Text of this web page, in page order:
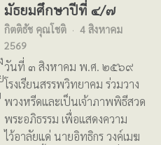
มัธยมศึกษาปีที่ ๔/๗
กิตติธัช คุณโชติ
4 สิงหาคม
2569
วันที่ ๓ สิงหาคม พ.ศ. ๒๕๖๙
โรงเรียนสรรพวิทยาคม ร่วมวาง
พวงหรีดและเป็นเจ้าภาพพิธีสวด
พระอภิธรรม เพื่อแสดงความ
ไว้อาลัยแด่ นายอิทธิกร วงค์เมฆ